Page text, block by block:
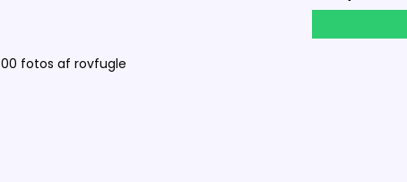
fotos af rovfugle